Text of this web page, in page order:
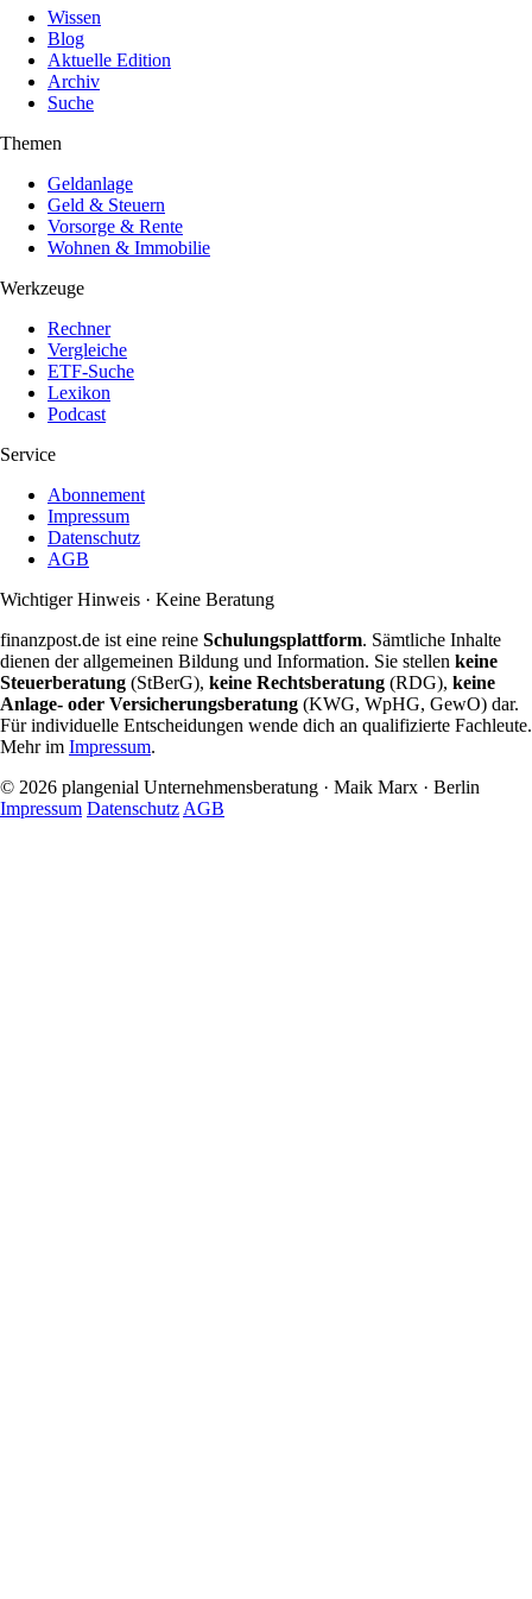
Wissen
Blog
Aktuelle Edition
Archiv
Suche
Themen
Geldanlage
Geld & Steuern
Vorsorge & Rente
Wohnen & Immobilie
Werkzeuge
Rechner
Vergleiche
ETF-Suche
Lexikon
Podcast
Service
Abonnement
Impressum
Datenschutz
AGB
Wichtiger Hinweis · Keine Beratung
finanzpost.de ist eine reine Schulungsplattform. Sämtliche Inhalte
dienen der allgemeinen Bildung und Information. Sie stellen keine
Steuerberatung (StBerG), keine Rechtsberatung (RDG), keine
Anlage- oder Versicherungsberatung (KWG, WpHG, GewO) dar.
Für individuelle Entscheidungen wende dich an qualifizierte Fachleute.
Mehr im Impressum.
© 2026 plangenial Unternehmensberatung · Maik Marx · Berlin
Impressum Datenschutz AGB